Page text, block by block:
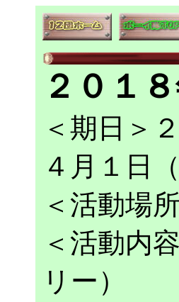
２０１
＜期日＞
４月１日
＜活動場
＜活動内
リー）